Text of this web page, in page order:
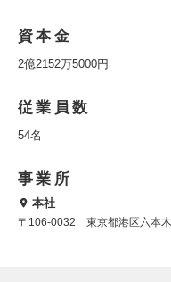
資本金
2億2152万5000円
従業員数
54名
事業所
本社
〒106-0032 東京都港区六本